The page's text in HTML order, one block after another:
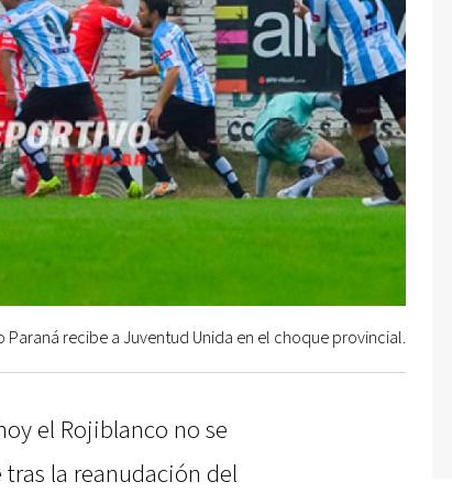
Paraná recibe a Juventud Unida en el choque provincial.
el Rojiblanco no se
la reanudación del